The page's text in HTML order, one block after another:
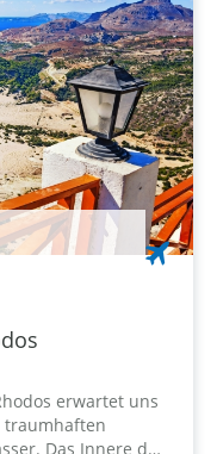
erwartet uns
Das Innere der